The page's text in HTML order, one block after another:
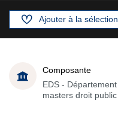
Ajouter à la sélection
Composante
EDS - Département
masters droit public